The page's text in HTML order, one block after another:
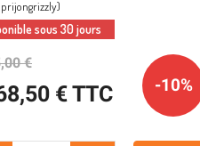
prijongrizzly)
sous 30 jours
€
€ TTC -10%